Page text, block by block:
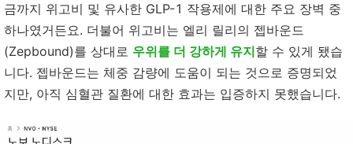
금까지 위고비 및 유사한 GLP-1 작용제에 대한 주요 장벽 중
하나였거든요. 더불어 위고비는 엘리 릴리의 젭바운드
(Zepbound)를 상대로 우위를 더 강하게 유지할 수 있게 됐습
니다. 젭바운드는 체중 감량에 도움이 되는 것으로 증명되었
지만, 아직 심혈관 질환에 대한 효과는 입증하지 못했습니다.